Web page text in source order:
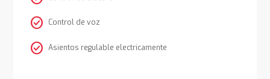
check_circle Control de voz
check_circle Asientos regulable electricamente